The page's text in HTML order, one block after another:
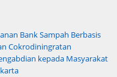
Bank Sampah Berbasis
Cokrodiningratan
kepada Masyarakat